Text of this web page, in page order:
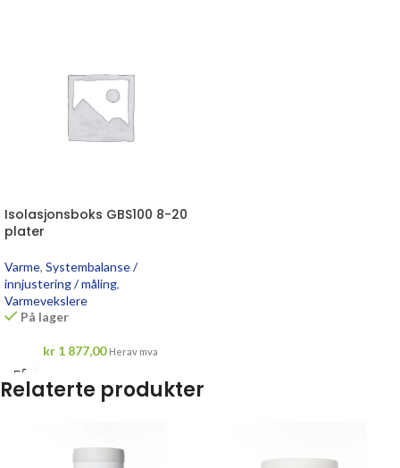
Isolasjonsboks GBS100 8-20
plater
Varme, Systembalanse /
innjustering / måling,
Varmevekslere
På lager
kr1 877,00 Herav mva
Relaterte produkter